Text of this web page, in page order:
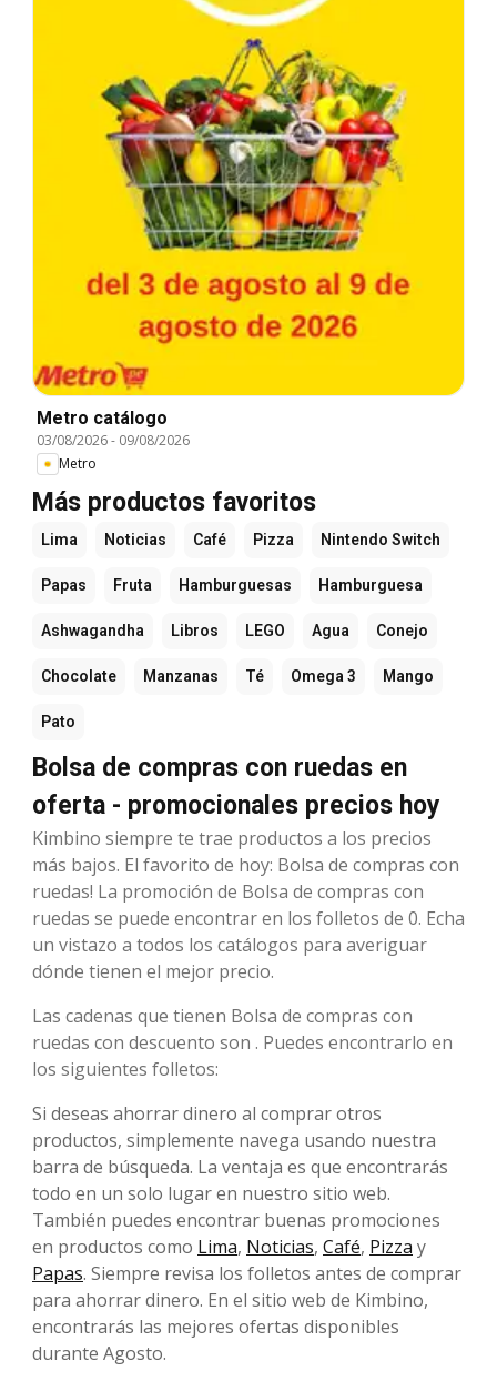
Metro catálogo
03/08/2026- 09/08/2026
Metro
Más productos favoritos
Lima Noticias Café Pizza Nintendo Switch
Papas Fruta Hamburguesas Hamburguesa
Ashwagandha Libros LEGO Agua Conejo
Chocolate Manzanas Té Omega 3 Mango
Pato
Bolsa de compras con ruedas en
oferta - promocionales precios hoy
Kimbino siempre te trae productos a los precios
más bajos. El favorito de hoy: Bolsa de compras con
ruedas! La promoción de Bolsa de compras con
ruedas se puede encontrar en los folletos de 0. Echa
un vistazo a todos los catálogos para averiguar
dónde tienen el mejor precio.
Las cadenas que tienen Bolsa de compras con
ruedas con descuento son . Puedes encontrarlo en
los siguientes folletos:
Si deseas ahorrar dinero al comprar otros
productos, simplemente navega usando nuestra
barra de búsqueda. La ventaja es que encontrarás
todo en un solo lugar en nuestro sitio web.
También puedes encontrar buenas promociones
en productos como Lima, Noticias, Café, Pizza y
Papas. Siempre revisa los folletos antes de comprar
para ahorrar dinero. En el sitio web de Kimbino,
encontrarás las mejores ofertas disponibles
durante Agosto.